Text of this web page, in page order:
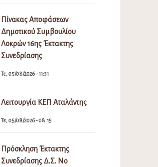
Πίνακας Αποφάσεων
Δημοτικού Συμβουλίου
Λοκρών 16ης Έκτακτης
Συνεδρίασης
Τε, 05/08/2026 - 11:31
Λειτουργία ΚΕΠ Αταλάντης
Τε, 05/08/2026 - 08:15
Πρόσκληση Έκτακτης
Συνεδρίασης Δ.Σ. Νο